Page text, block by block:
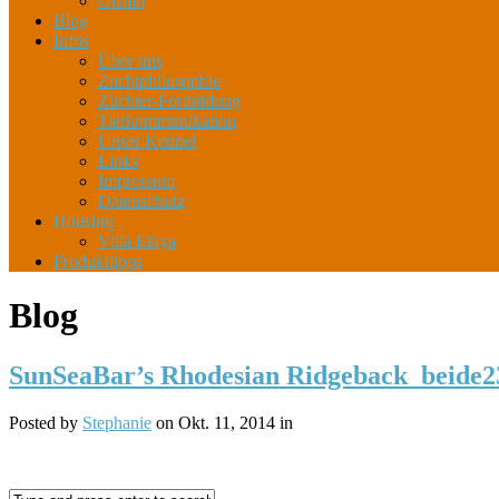
Blog
Infos
Über uns
Zuchtphilosophie
Züchter-Fortbildung
Tierkommunikation
Unser Kennel
Links
Impressum
Datenschutz
Housing
Villa Elaya
Produkttipps
Blog
SunSeaBar’s Rhodesian
Posted by Stephanie on Okt. 11, 2014 in